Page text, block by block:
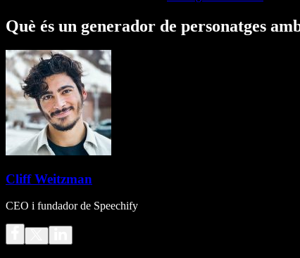
Què és un generador de personatges
Cliff Weitzman
CEO i fundador de Speechify